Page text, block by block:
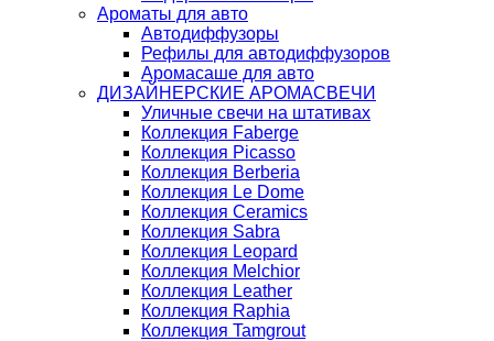
Ароматы для авто
Автодиффузоры
Рефилы для автодиффузоров
Аромасаше для авто
ДИЗАЙНЕРСКИЕ АРОМАСВЕЧИ
Уличные свечи на штативах
Коллекция Faberge
Коллекция Picasso
Коллекция Berberia
Коллекция Le Dome
Коллекция Ceramics
Коллекция Sabra
Коллекция Leopard
Коллекция Melchior
Коллекция Leather
Коллекция Raphia
Коллекция Tamgrout